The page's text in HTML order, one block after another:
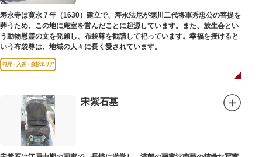
寿永寺は寛永７年（1630）建立で、寿永法尼が徳川二代将軍秀忠公の菩提を
葬うため、この地に庵室を営んだことに起源しています。また、放生会とい
う動物慰霊の文を発願し、布袋尊を勧請して祀っています。幸福を授けると
いう布袋尊は、地域の人々に長く愛されています。
根岸・入谷・金杉エリア
宋紫石墓